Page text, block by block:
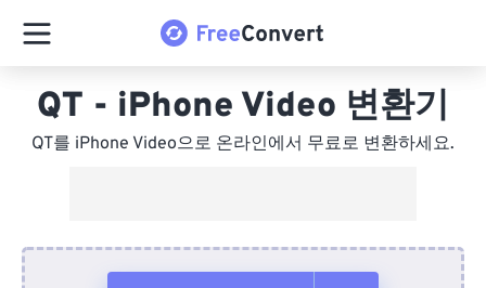
QT - iPhone Video 변환기
QT를 iPhone Video으로 온라인에서 무료로 변환하세요.